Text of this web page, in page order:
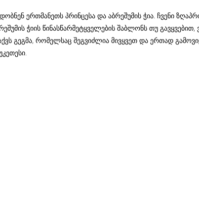
ერთმანეთს პრინცესა და აბრეშუმის ჭია. ჩვენი
ჭიის წინასწარმეტყველების შაბლონს თუ
გეგმა, რომელსაც შეგვიძლია მივყვეთ და ერთად